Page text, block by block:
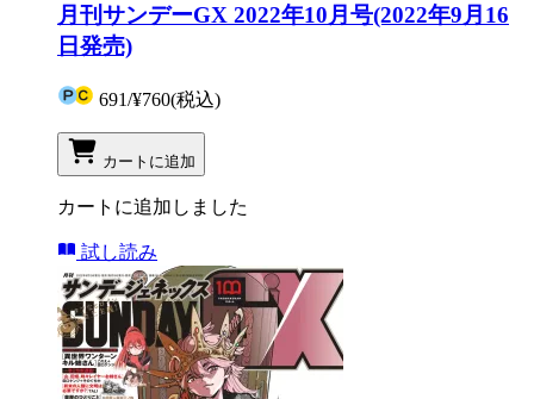
月刊サンデーGX 2022年10月号(2022年9月16
日発売)
691/¥760(税込)
カートに追加
カートに追加しました
試し読み